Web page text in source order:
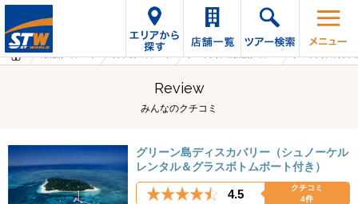
Review
みんなのクチコミ
グリーン島ディスカバリー（シュノーケル
レンタル＆グラスボトムボート付き）
4.5
クチコミ
4件